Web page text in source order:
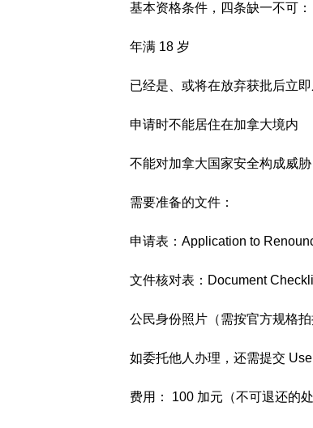
基本资格条件，四条缺一不可：
年满 18 岁
已经是、或将在放弃获批后立
申请时不能居住在加拿大境内
不能对加拿大国家安全构成威
需要准备的文件：
申请表：Application to
文件核对表：Document
公民身份照片（需按官方规格拍
如委托他人办理，还需提交
费用： 100 加元（不可退还的处